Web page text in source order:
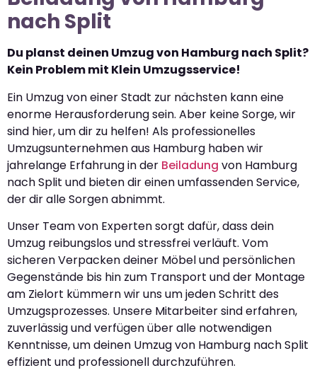
nach Split
Du planst deinen Umzug von Hamburg nach Split?
Kein Problem mit Klein Umzugsservice!
Ein Umzug von einer Stadt zur nächsten kann eine
enorme Herausforderung sein. Aber keine Sorge, wir
sind hier, um dir zu helfen! Als professionelles
Umzugsunternehmen aus Hamburg haben wir
jahrelange Erfahrung in der Beiladung von Hamburg
nach Split und bieten dir einen umfassenden Service,
der dir alle Sorgen abnimmt.
Unser Team von Experten sorgt dafür, dass dein
Umzug reibungslos und stressfrei verläuft. Vom
sicheren Verpacken deiner Möbel und persönlichen
Gegenstände bis hin zum Transport und der Montage
am Zielort kümmern wir uns um jeden Schritt des
Umzugsprozesses. Unsere Mitarbeiter sind erfahren,
zuverlässig und verfügen über alle notwendigen
Kenntnisse, um deinen Umzug von Hamburg nach Split
effizient und professionell durchzuführen.